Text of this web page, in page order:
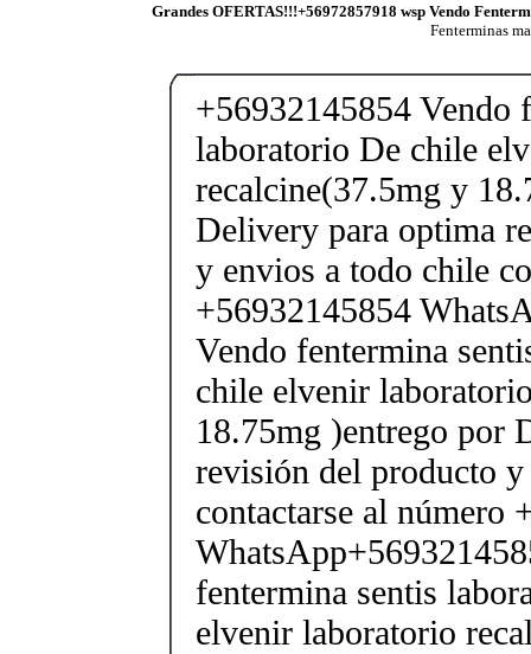
Grandes OFERTAS!!!+56972857918 wsp Vendo
Fenterminas
+56932145854 Vendo
laboratorio De chile
recalcine(37.5mg y
Delivery para optima
y envios a todo chile
+56932145854
Vendo fentermina
chile elvenir
18.75mg )entrego por
revisión del producto
contactarse al número
fentermina sentis
elvenir laboratorio